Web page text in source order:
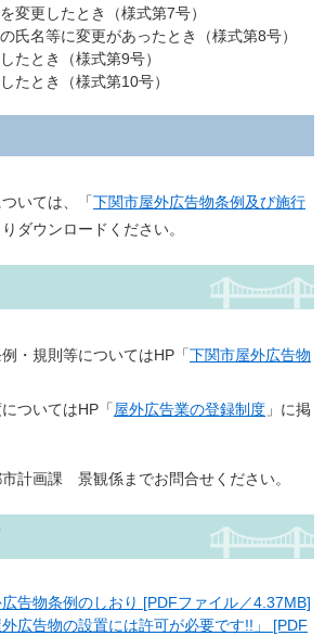
変更したとき（様式第7号）
氏名等に変更があったとき（様式第8号）
たとき（様式第9号）
たとき（様式第10号）
いては、「下関市屋外広告物条例及び施行
りダウンロードください。
・規則等についてはHP「下関市屋外広告物
ついてはHP「屋外広告業の登録制度 」に掲
計画課 景観係までお問合せください。
告物条例のしおり [PDFファイル／4.37MB]
広告物の設置には許可が必要です!!」 [PDF